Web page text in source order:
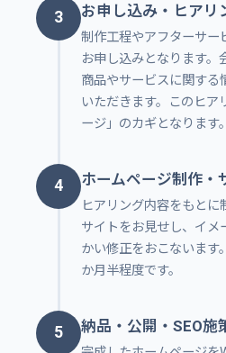
3 お申し込み・ヒアリ
制作工程やアフターサー
お申し込みとなります。
商品やサービスに関する
いただきます。このヒア
ージ」のカギとなります。
4 ホームページ制作・
ヒアリング内容をもと
サイトをお見せし、イメ
かい修正をおこないます
か月半程度です。
5 納品・公開・SEO施